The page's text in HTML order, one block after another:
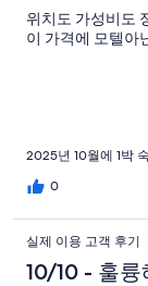
위치도 가성비도
이 가격에 모텔아
2025년 10월에 1박
0
실제 이용 고객 후기
10/10 - 훌륭